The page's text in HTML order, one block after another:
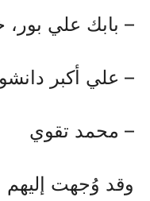
– بابك علي بور،
– علي أكبر
– محمد تقوي
وقد وُجهت إليهم